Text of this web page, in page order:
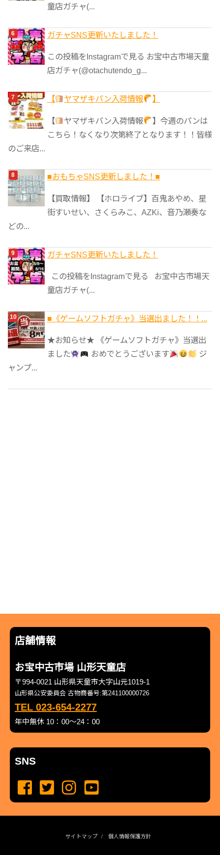
童店ガチャ(...
ガチャSNS更新いたしました！
この投稿をInstagramで見る お宝中古市場天童
店ガチャ(@otachutendo_g...
【 ヤマザキパン入荷情報 】
【 ヤマザキパン入荷情報
】今週のパンは
こちら！なくなり次第終了となります！！皆様
のご来店...
■おもちゃSNS更新しました！■
【買取情報】 【ホロライブ】百鬼あやめ、星
街すいせい、さくらみこ、AZKi、音乃瀬奏な
どの...
ガチャSNS更新いたしました！
この投稿をInstagramで見る お宝中古市場天
童店ガチャ(...
■《ゲームソフトガチャ》当選出ました！！...
★お知らせ★ 《ゲームソフトガチャ》当選出
ました
おめでとうございます
ジ
ャンプ...
店舗情報
お宝中古市場 山形天童店
〒994-0021 山形県天童市大字山元1019-1
山形県公安委員会 古物商番号:第241100000726
TEL 023-654-2277
年中無休 10：00～24：00
SNS
サイトマップ 個人情報保護方針